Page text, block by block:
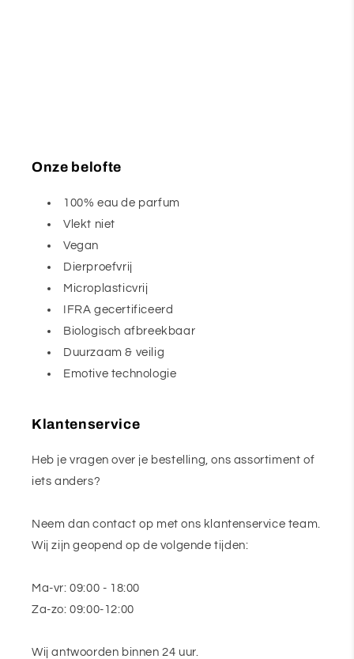
Onze belofte
100% eau de parfum
Vlekt niet
Vegan
Dierproefvrij
Microplasticvrij
IFRA gecertificeerd
Biologisch afbreekbaar
Duurzaam & veilig
Emotive technologie
Klantenservice
Heb je vragen over je bestelling, ons assortiment of
iets anders?
Neem dan contact op met ons klantenservice team.
Wij zijn geopend op de volgende tijden:
Ma-vr: 09:00 - 18:00
Za-zo: 09:00-12:00
Wij antwoorden binnen 24 uur.